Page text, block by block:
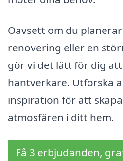
Oavsett om du
renovering eller en
gör vi det lätt för dig
hantverkare. Utforska
inspiration för att
atmosfären i ditt hem.
Få 3 erbjudanden,